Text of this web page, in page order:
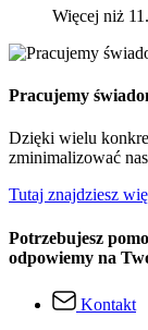
Więcej niż
Pracujemy
Dzięki wielu
zminimalizować
Tutaj znajdziesz
Potrzebujesz
odpowiemy na
Kontakt